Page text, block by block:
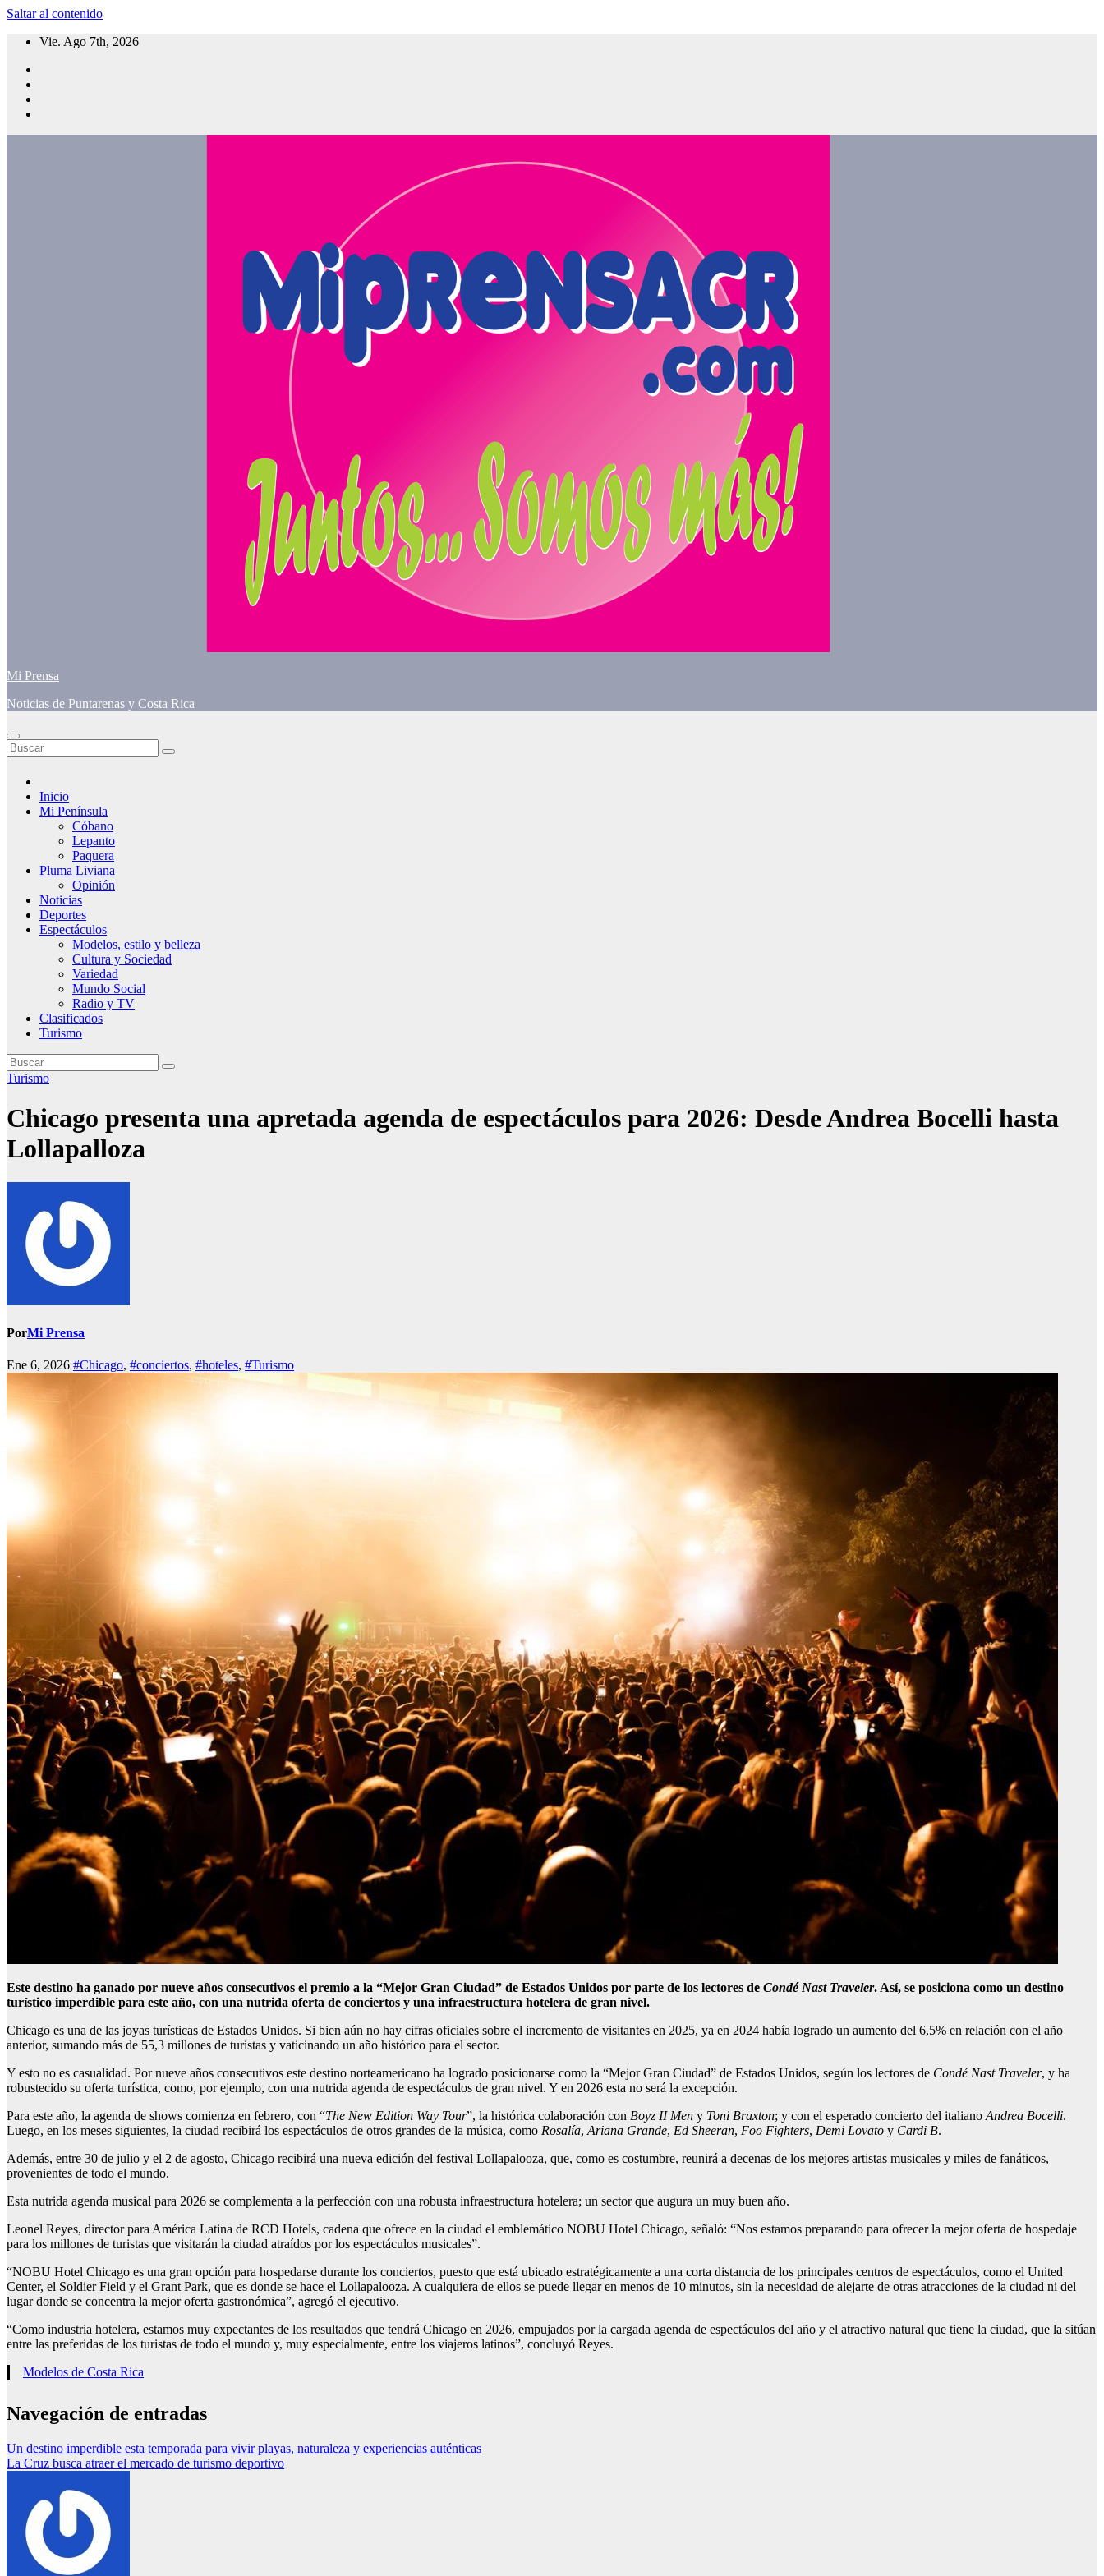
Saltar al contenido
Vie. Ago 7th, 2026
Mi Prensa
Noticias de Puntarenas y Costa Rica
Inicio
Mi Península
Cóbano
Lepanto
Paquera
Pluma Liviana
Opinión
Noticias
Deportes
Espectáculos
Modelos, estilo y belleza
Cultura y Sociedad
Variedad
Mundo Social
Radio y TV
Clasificados
Turismo
Turismo
Chicago presenta una apretada agenda de espectáculos para 2026: Desde Andrea Bocelli hasta
Lollapalloza
PorMi Prensa
Ene 6, 2026 #Chicago, #conciertos, #hoteles, #Turismo
Este destino ha ganado por nueve años consecutivos el premio a la “Mejor Gran Ciudad” de Estados Unidos por parte de los lectores de Condé Nast Traveler. Así, se posiciona como un destino
turístico imperdible para este año, con una nutrida oferta de conciertos y una infraestructura hotelera de gran nivel.
Chicago es una de las joyas turísticas de Estados Unidos. Si bien aún no hay cifras oficiales sobre el incremento de visitantes en 2025, ya en 2024 había logrado un aumento del 6,5% en relación con el año
anterior, sumando más de 55,3 millones de turistas y vaticinando un año histórico para el sector.
Y esto no es casualidad. Por nueve años consecutivos este destino norteamericano ha logrado posicionarse como la “Mejor Gran Ciudad” de Estados Unidos, según los lectores de Condé Nast Traveler, y ha
robustecido su oferta turística, como, por ejemplo, con una nutrida agenda de espectáculos de gran nivel. Y en 2026 esta no será la excepción.
Para este año, la agenda de shows comienza en febrero, con “The New Edition Way Tour”, la histórica colaboración con Boyz II Men y Toni Braxton; y con el esperado concierto del italianoAndrea Bocelli.
Luego, en los meses siguientes, la ciudad recibirá los espectáculos de otros grandes de la música, como Rosalía,Ariana Grande, Ed Sheeran, Foo Fighters, Demi Lovato y Cardi B.
Además, entre 30 de julio y el 2 de agosto, Chicago recibirá una nueva edición del festival Lollapalooza, que, como es costumbre, reunirá a decenas de los mejores artistas musicales y miles de fanáticos,
provenientes de todo el mundo.
Esta nutrida agenda musical para 2026 se complementa a la perfección con una robusta infraestructura hotelera; un sector que augura un muy buen año.
Leonel Reyes, director para América Latina de RCD Hotels, cadena que ofrece en la ciudad el emblemático NOBU Hotel Chicago, señaló: “Nos estamos preparando para ofrecer la mejor oferta de hospedaje
para los millones de turistas que visitarán la ciudad atraídos por los espectáculos musicales”.
“NOBU Hotel Chicago es una gran opción para hospedarse durante los conciertos, puesto que está ubicado estratégicamente a una corta distancia de los principales centros de espectáculos, como el United
Center, el Soldier Field y el Grant Park, que es donde se hace el Lollapalooza. A cualquiera de ellos se puede llegar en menos de 10 minutos, sin la necesidad de alejarte de otras atracciones de la ciudad ni del
lugar donde se concentra la mejor oferta gastronómica”, agregó el ejecutivo.
“Como industria hotelera, estamos muy expectantes de los resultados que tendrá Chicago en 2026, empujados por la cargada agenda de espectáculos del año y el atractivo natural que tiene la ciudad, que la sitúan
entre las preferidas de los turistas de todo el mundo y, muy especialmente, entre los viajeros latinos”, concluyó Reyes.
Modelos de Costa Rica
Navegación de entradas
Un destino imperdible esta temporada para vivir playas, naturaleza y experiencias auténticas
La Cruz busca atraer el mercado de turismo deportivo